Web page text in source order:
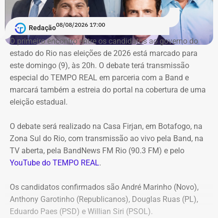
Conforme noticiado no último sábado (18), o plenário do
TCE determinou, por unanimidade, que a Prefeitura de
Duque de Caxias anule no prazo de 15 dias o contrato
firmado com a Geo Ambiental para o mesmo fim
(locação de maquinários e equipamentos). Na ocasião, a
Corte ordenou também a suspensão imediata dos
pagamentos decorrentes do acordo milionário, que
ultrapassava R$ 100 milhões.
Montebello Willeman, que apontou uma série de
irregularidades no planejamento da concorrência
eletrônica SRP nº 041/2025 e concluiu que os problemas
comprometem a competitividade do certame e, além
a Secretaria Municipal de Obras e Agricultura e a empresa
vencedora.
Redação08/08/2026 17:00
O primeiro encontro entre os candidatos ao ⁠governo do
estado do Rio nas eleições de 2026 está marcado para
este domingo (9), às 20h. O debate terá transmissão
especial do TEMPO REAL em parceria com a Band e
marcará também a estreia do portal na cobertura de uma
eleição estadual.
O debate será realizado na Casa Firjan, em Botafogo, na
Zona Sul do Rio, com transmissão ao vivo pela Band, na
TV aberta, pela BandNews FM Rio (90.3 FM) e pelo
YouTube do TEMPO REAL.
Os candidatos confirmados são André Marinho (Novo),
Anthony Garotinho (Republicanos), Douglas Ruas (PL),
Eduardo Paes (PSD) e Willian Siri (PSOL).